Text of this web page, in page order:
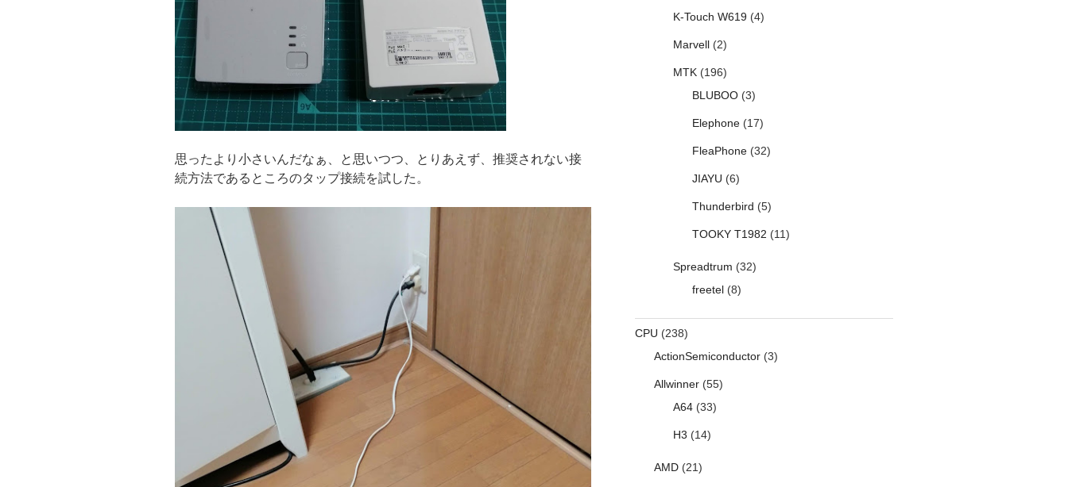
思ったより小さいんだなぁ、と思いつつ、とりあえず、推奨されない接
続方法であるところのタップ接続を試した。
K-Touch W619(4)
Marvell(2)
MTK(196)
BLUBOO(3)
Elephone(17)
FleaPhone(32)
JIAYU (6)
Thunderbird (5)
TOOKY T1982 (11)
Spreadtrum (32)
freetel(8)
CPU (238)
ActionSemiconductor(3)
Allwinner(55)
A64(33)
H3 (14)
AMD(21)